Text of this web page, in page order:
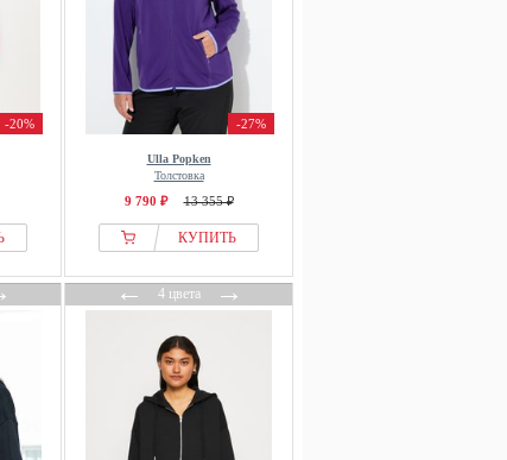
-20% -27%
Ulla Popken
Толстовка
9 790 ₽ 13 355 ₽
КУПИТЬ
←4 цвета→